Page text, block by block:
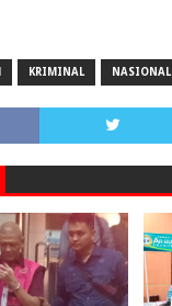
KRIMINAL NASIONAL